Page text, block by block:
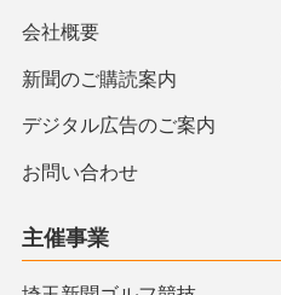
会社概要
新聞のご購読案内
デジタル広告のご案内
お問い合わせ
主催事業